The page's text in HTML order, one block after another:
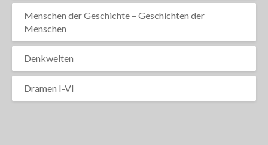
Menschen der Geschichte – Geschichten der
Menschen
Denkwelten
Dramen I-VI